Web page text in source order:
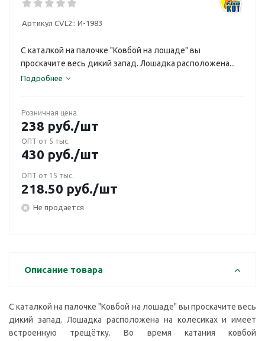
Артикул CVL2:: И-1983
С каталкой на палочке "Ковбой на лошаде" вы
проскачите весь дикий запад. Лошадка расположена...
Подробнее
Розничная цена
238 руб./шт
ОПТ от 5 тыс.
430 руб./шт
ОПТ от 15 тыс.
218.50 руб./шт
Не продается
Описание товара
С каталкой на палочке "Ковбой на лошаде" вы проскачите весь
дикий запад. Лошадка расположена на колесиках и имеет
встроенную трещётку. Во время катания ковбой